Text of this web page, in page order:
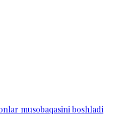
musobaqasini boshladi